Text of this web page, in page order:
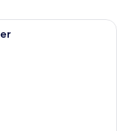
mit zwei Betten,